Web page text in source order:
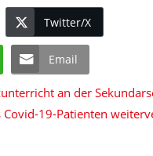
Twitter/X
Email
an der
19-Patienten